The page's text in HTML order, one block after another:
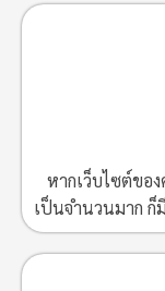
หากเว็บไซต์ขอ
เป็นจำนวนมาก ก็